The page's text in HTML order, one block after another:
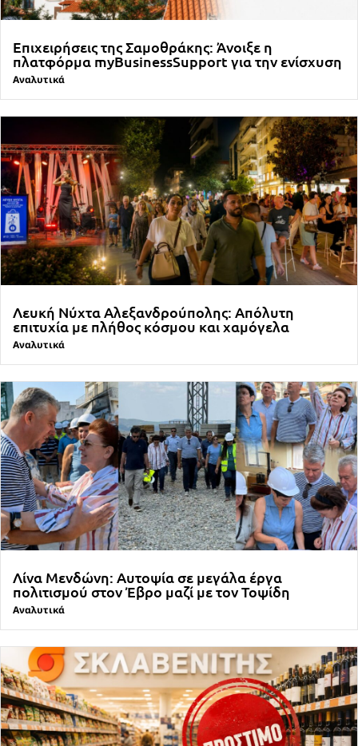
Επιχειρήσεις της Σαμοθράκης: Άνοιξε η
πλατφόρμα myBusinessSupport για την ενίσχυση
Αναλυτικά
Λευκή Νύχτα Αλεξανδρούπολης: Απόλυτη
επιτυχία με πλήθος κόσμου και χαμόγελα
Αναλυτικά
Λίνα Μενδώνη: Αυτοψία σε μεγάλα έργα
πολιτισμού στον Έβρο μαζί με τον Τοψίδη
Αναλυτικά